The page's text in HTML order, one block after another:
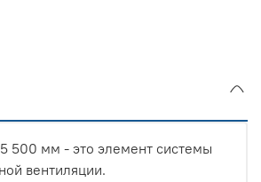
500 мм - это элемент системы
вентиляции.